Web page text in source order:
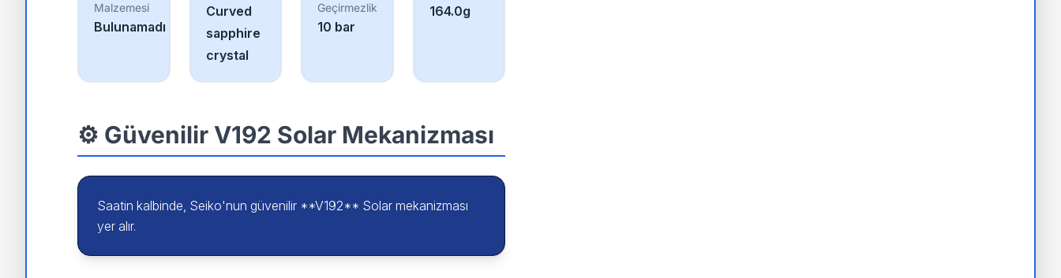
Malzemesi
Bulunamadı
Curved
sapphire
crystal
Geçirmezlik
10 bar
164.0g
⚙️ Güvenilir V192 Solar Mekanizması
Saatin kalbinde, Seiko'nun güvenilir **V192** Solar mekanizması
yer alır.